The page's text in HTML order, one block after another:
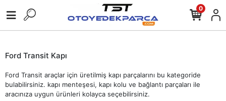
0
Ford Transit Kapı
Ford Transit araçlar için üretilmiş kapı parçalarını bu kategoride
bulabilirsiniz. kapı menteşesi, kapı kolu ve bağlantı parçaları ile
aracınıza uygun ürünleri kolayca seçebilirsiniz.